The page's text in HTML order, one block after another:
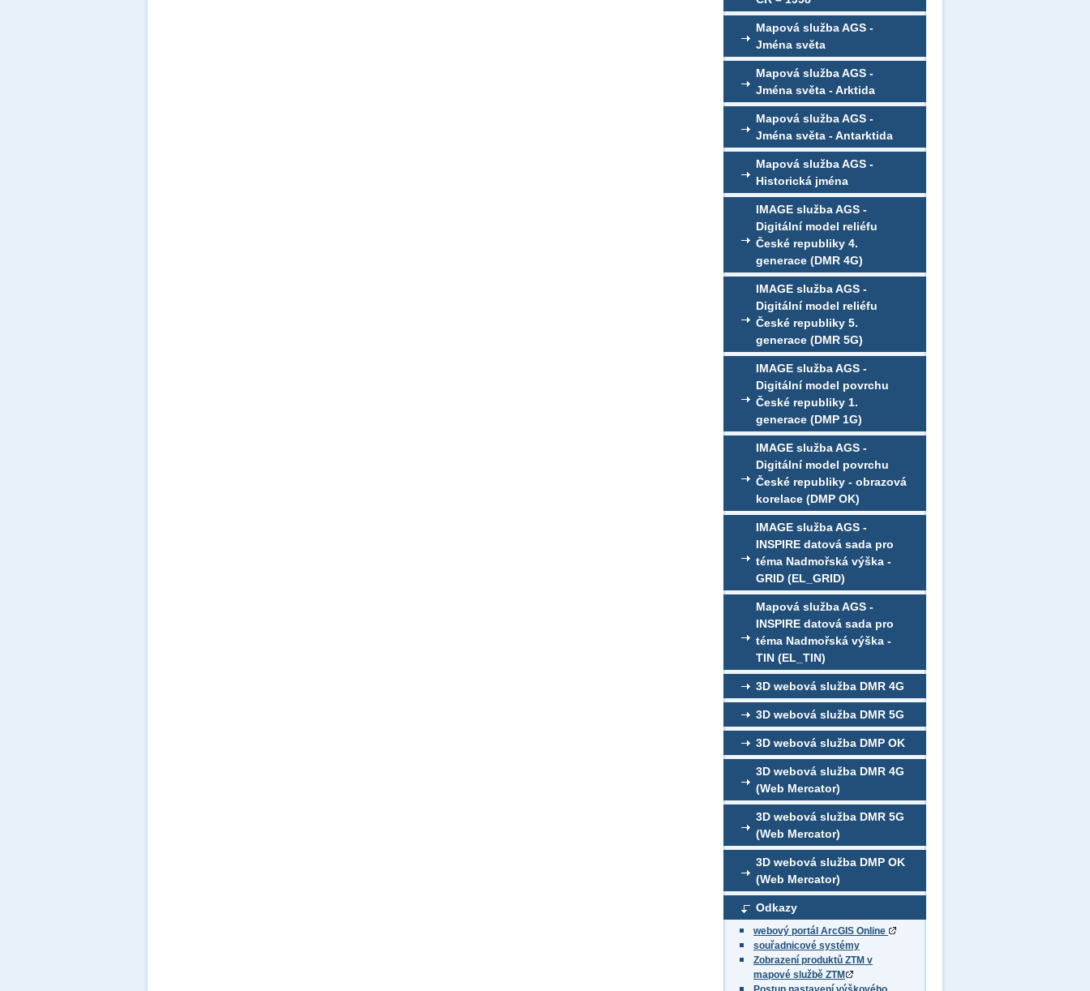
Mapová služba AGS -
Jména světa
Mapová služba AGS -
Jména světa - Arktida
Mapová služba AGS -
Jména světa - Antarktida
Mapová služba AGS -
Historická jména
IMAGE služba AGS -
Digitální model reliéfu
České republiky 4.
generace (DMR 4G)
IMAGE služba AGS -
Digitální model reliéfu
České republiky 5.
generace (DMR 5G)
IMAGE služba AGS -
Digitální model povrchu
České republiky 1.
generace (DMP 1G)
IMAGE služba AGS -
Digitální model povrchu
České republiky - obrazová
korelace (DMP OK)
IMAGE služba AGS -
INSPIRE datová sada pro
téma Nadmořská výška -
GRID (EL_GRID)
Mapová služba AGS -
INSPIRE datová sada pro
téma Nadmořská výška -
TIN (EL_TIN)
3D webová služba DMR 4G
3D webová služba DMR 5G
3D webová služba DMP OK
3D webová služba DMR 4G
(Web Mercator)
3D webová služba DMR 5G
(Web Mercator)
3D webová služba DMP OK
(Web Mercator)
Odkazy
webový portál ArcGIS Online
souřadnicové systémy
Zobrazení produktů ZTM v
mapové službě ZTM